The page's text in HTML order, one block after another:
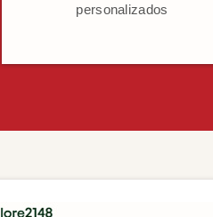
personalizados